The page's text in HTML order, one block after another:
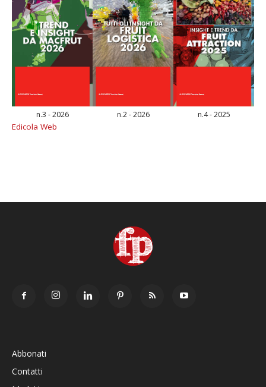
n.3 - 2026 n.2 - 2026 n.4 - 2025
Edicola Web
Abbonati
Contatti